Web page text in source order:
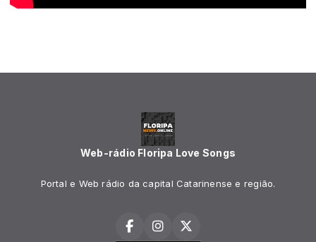
Web-rádio Floripa Love Songs
Portal e Web rádio da capital Catarinense e região.